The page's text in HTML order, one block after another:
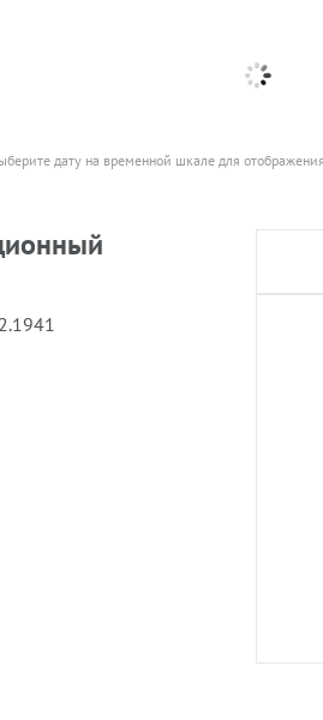
дату на временной шкале для